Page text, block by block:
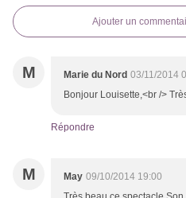
Ajouter un
M Marie du Nord 03/11/2014
Bonjour Louisette,<br />
Répondre
M May 09/10/2014 19:00